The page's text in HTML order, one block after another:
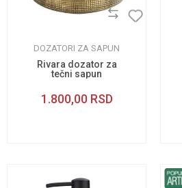
DOZATORI ZA SAPUN
Rivara dozator za
tečni sapun
1.800,00 RSD